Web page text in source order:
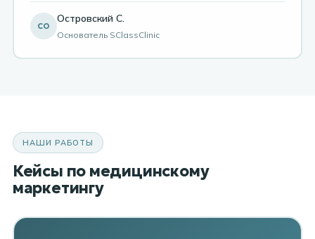
СО
Островский С.
Основатель SClassClinic
НАШИ РАБОТЫ
Кейсы по медицинскому
маркетингу